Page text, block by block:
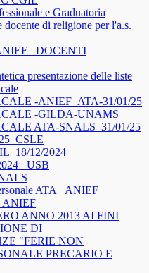
e Graduatoria
docente di religione per l'a.s.
DOCENTI
presentazione delle liste
-ANIEF_ATA-31/01/25
-GILDA-UNAMS
ATA-SNALS_31/01/25
12/2024
USB
ATA_ ANIEF
ANNO 2013 AI FINI
DI
"FERIE NON
PRECARIO E